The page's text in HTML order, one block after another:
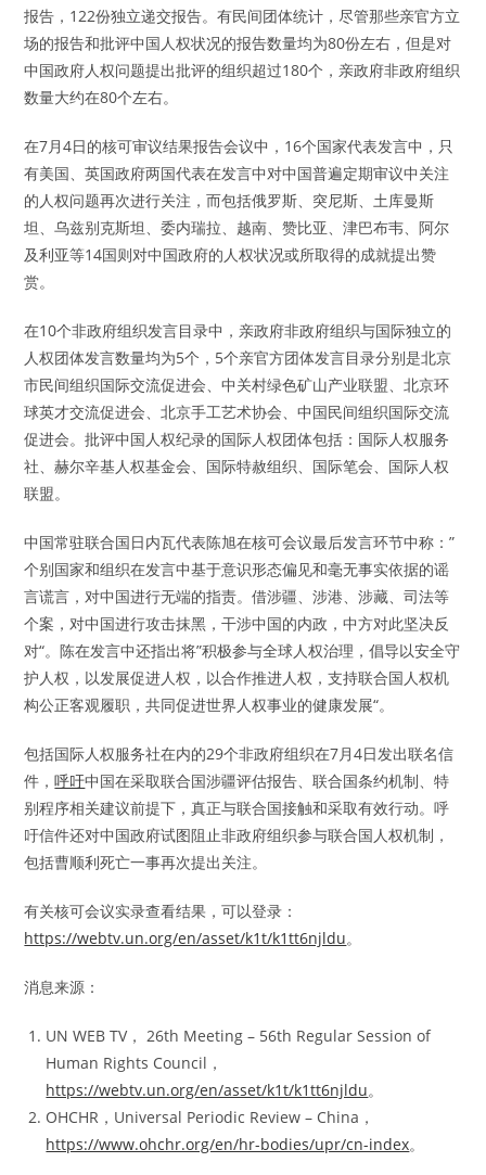
报告，122份独立递交报告。有民间团体统计，尽管那些亲官方立
场的报告和批评中国人权状况的报告数量均为80份左右，但是对
中国政府人权问题提出批评的组织超过180个，亲政府非政府组织
数量大约在80个左右。
在7月4日的核可审议结果报告会议中，16个国家代表发言中，只
有美国、英国政府两国代表在发言中对中国普遍定期审议中关注
的人权问题再次进行关注，而包括俄罗斯、突尼斯、土库曼斯
坦、乌兹别克斯坦、委内瑞拉、越南、赞比亚、津巴布韦、阿尔
及利亚等14国则对中国政府的人权状况或所取得的成就提出赞
赏。
在10个非政府组织发言目录中，亲政府非政府组织与国际独立的
人权团体发言数量均为5个，5个亲官方团体发言目录分别是北京
市民间组织国际交流促进会、中关村绿色矿山产业联盟、北京环
球英才交流促进会、北京手工艺术协会、中国民间组织国际交流
促进会。批评中国人权纪录的国际人权团体包括：国际人权服务
社、赫尔辛基人权基金会、国际特赦组织、国际笔会、国际人权
联盟。
中国常驻联合国日内瓦代表陈旭在核可会议最后发言环节中称：”
个别国家和组织在发言中基于意识形态偏见和毫无事实依据的谣
言谎言，对中国进行无端的指责。借涉疆、涉港、涉藏、司法等
个案，对中国进行攻击抹黑，干涉中国的内政，中方对此坚决反
对“。陈在发言中还指出将”积极参与全球人权治理，倡导以安全守
护人权，以发展促进人权，以合作推进人权，支持联合国人权机
构公正客观履职，共同促进世界人权事业的健康发展“。
包括国际人权服务社在内的29个非政府组织在7月4日发出联名信
件，呼吁中国在采取联合国涉疆评估报告、联合国条约机制、特
别程序相关建议前提下，真正与联合国接触和采取有效行动。呼
吁信件还对中国政府试图阻止非政府组织参与联合国人权机制，
包括曹顺利死亡一事再次提出关注。
有关核可会议实录查看结果，可以登录：
https://webtv.un.org/en/asset/k1t/k1tt6njldu。
消息来源：
UN WEB TV， 26th Meeting – 56th Regular Session of
Human Rights Council，
https://webtv.un.org/en/asset/k1t/k1tt6njldu。
OHCHR，Universal Periodic Review – China，
https://www.ohchr.org/en/hr-bodies/upr/cn-index。